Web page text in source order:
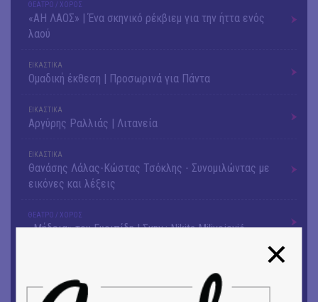
ΘΕΑΤΡΟ / ΧΟΡΟΣ
«ΑΗ ΛΑΟΣ» | Ένα σκηνικό ρέκβιεμ για την ήττα ενός
λαού
ΕΙΚΑΣΤΙΚΑ
Ομαδική έκθεση | Προσωρινά για Πάντα
ΕΙΚΑΣΤΙΚΑ
Αργύρης Ραλλιάς | Λιτανεία
ΕΙΚΑΣΤΙΚΑ
Θανάσης Λάλας-Κώστας Τσόκλης - Συνομιλώντας με
εικόνες και λέξεις
ΘΕΑΤΡΟ / ΧΟΡΟΣ
«Μήδεια» του Ευριπίδη | Σκην.: Nikita Milivojević